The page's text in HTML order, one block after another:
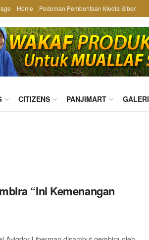
Home Pedoman Pemberitaan Media Siber
CITIZENS PANJIMART GALERI
“Ini Kemenangan